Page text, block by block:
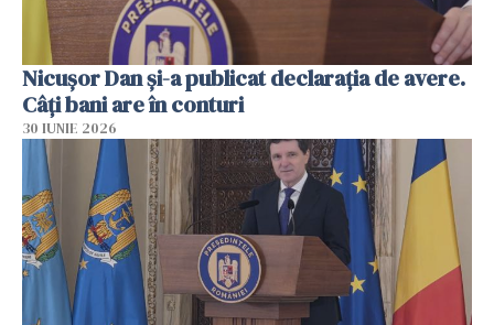
Nicuşor Dan şi-a publicat declaraţia de avere.
Câți bani are în conturi
30 IUNIE 2026